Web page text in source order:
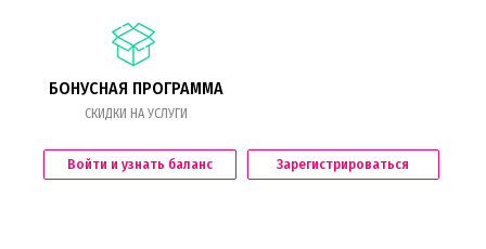
БОНУСНАЯ ПРОГРАММА
СКИДКИ НА УСЛУГИ
Войти и узнать баланс Зарегистрироваться